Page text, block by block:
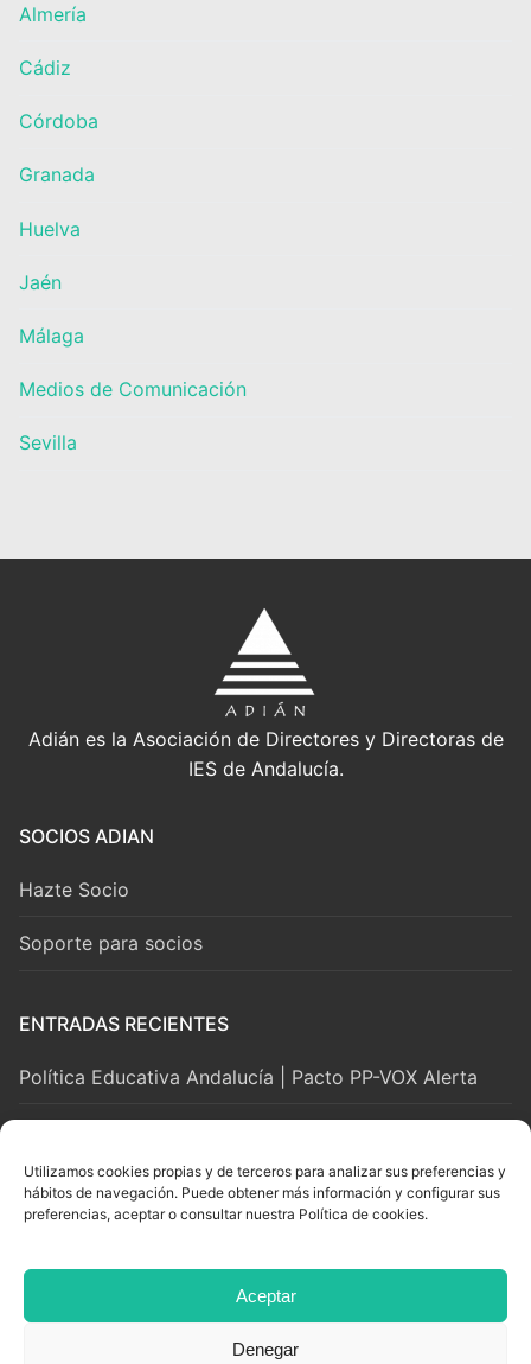
Utilizamos cookies propias y de terceros para analizar sus preferencias y
hábitos de navegación. Puede obtener más información y configurar sus
preferencias, aceptar o consultar nuestra Política de cookies.
Aceptar
Denegar
Almería
Cádiz
Córdoba
Granada
Huelva
Jaén
Málaga
Medios de Comunicación
Sevilla
Adián es la Asociación de Directores y Directoras de
IES de Andalucía.
SOCIOS ADIAN
Hazte Socio
Soporte para socios
ENTRADAS RECIENTES
Política Educativa Andalucía | Pacto PP-VOX Alerta
LEGAL Y SOPORTE